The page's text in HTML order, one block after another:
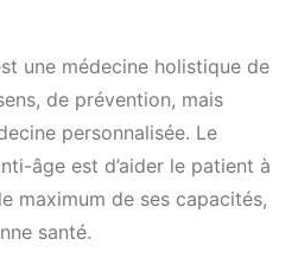
une médecine holistique de
de prévention, mais
personnalisée. Le
âge est d’aider le patient à
maximum de ses capacités,
santé.